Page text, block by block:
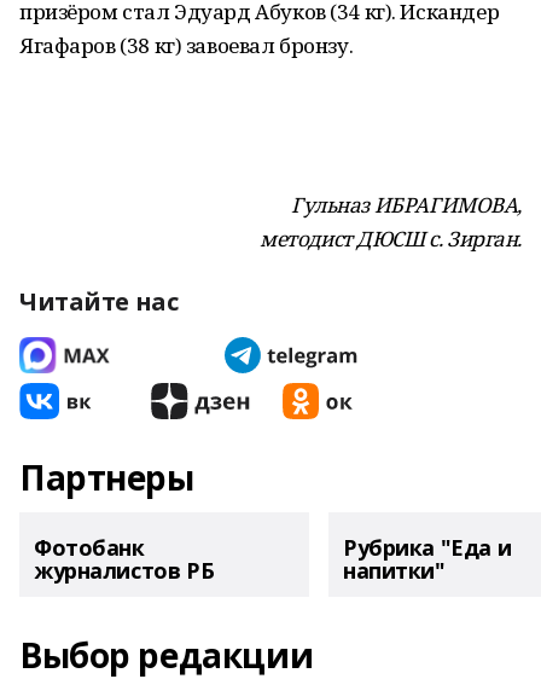
призёром стал Эдуард Абуков (34 кг). Искандер
Ягафаров (38 кг) завоевал бронзу.
Гульназ ИБРАГИМОВА,
методист ДЮСШ с. Зирган.
Читайте нас
Партнеры
Фотобанк
журналистов РБ
Рубрика "Еда и
напитки"
Выбор редакции